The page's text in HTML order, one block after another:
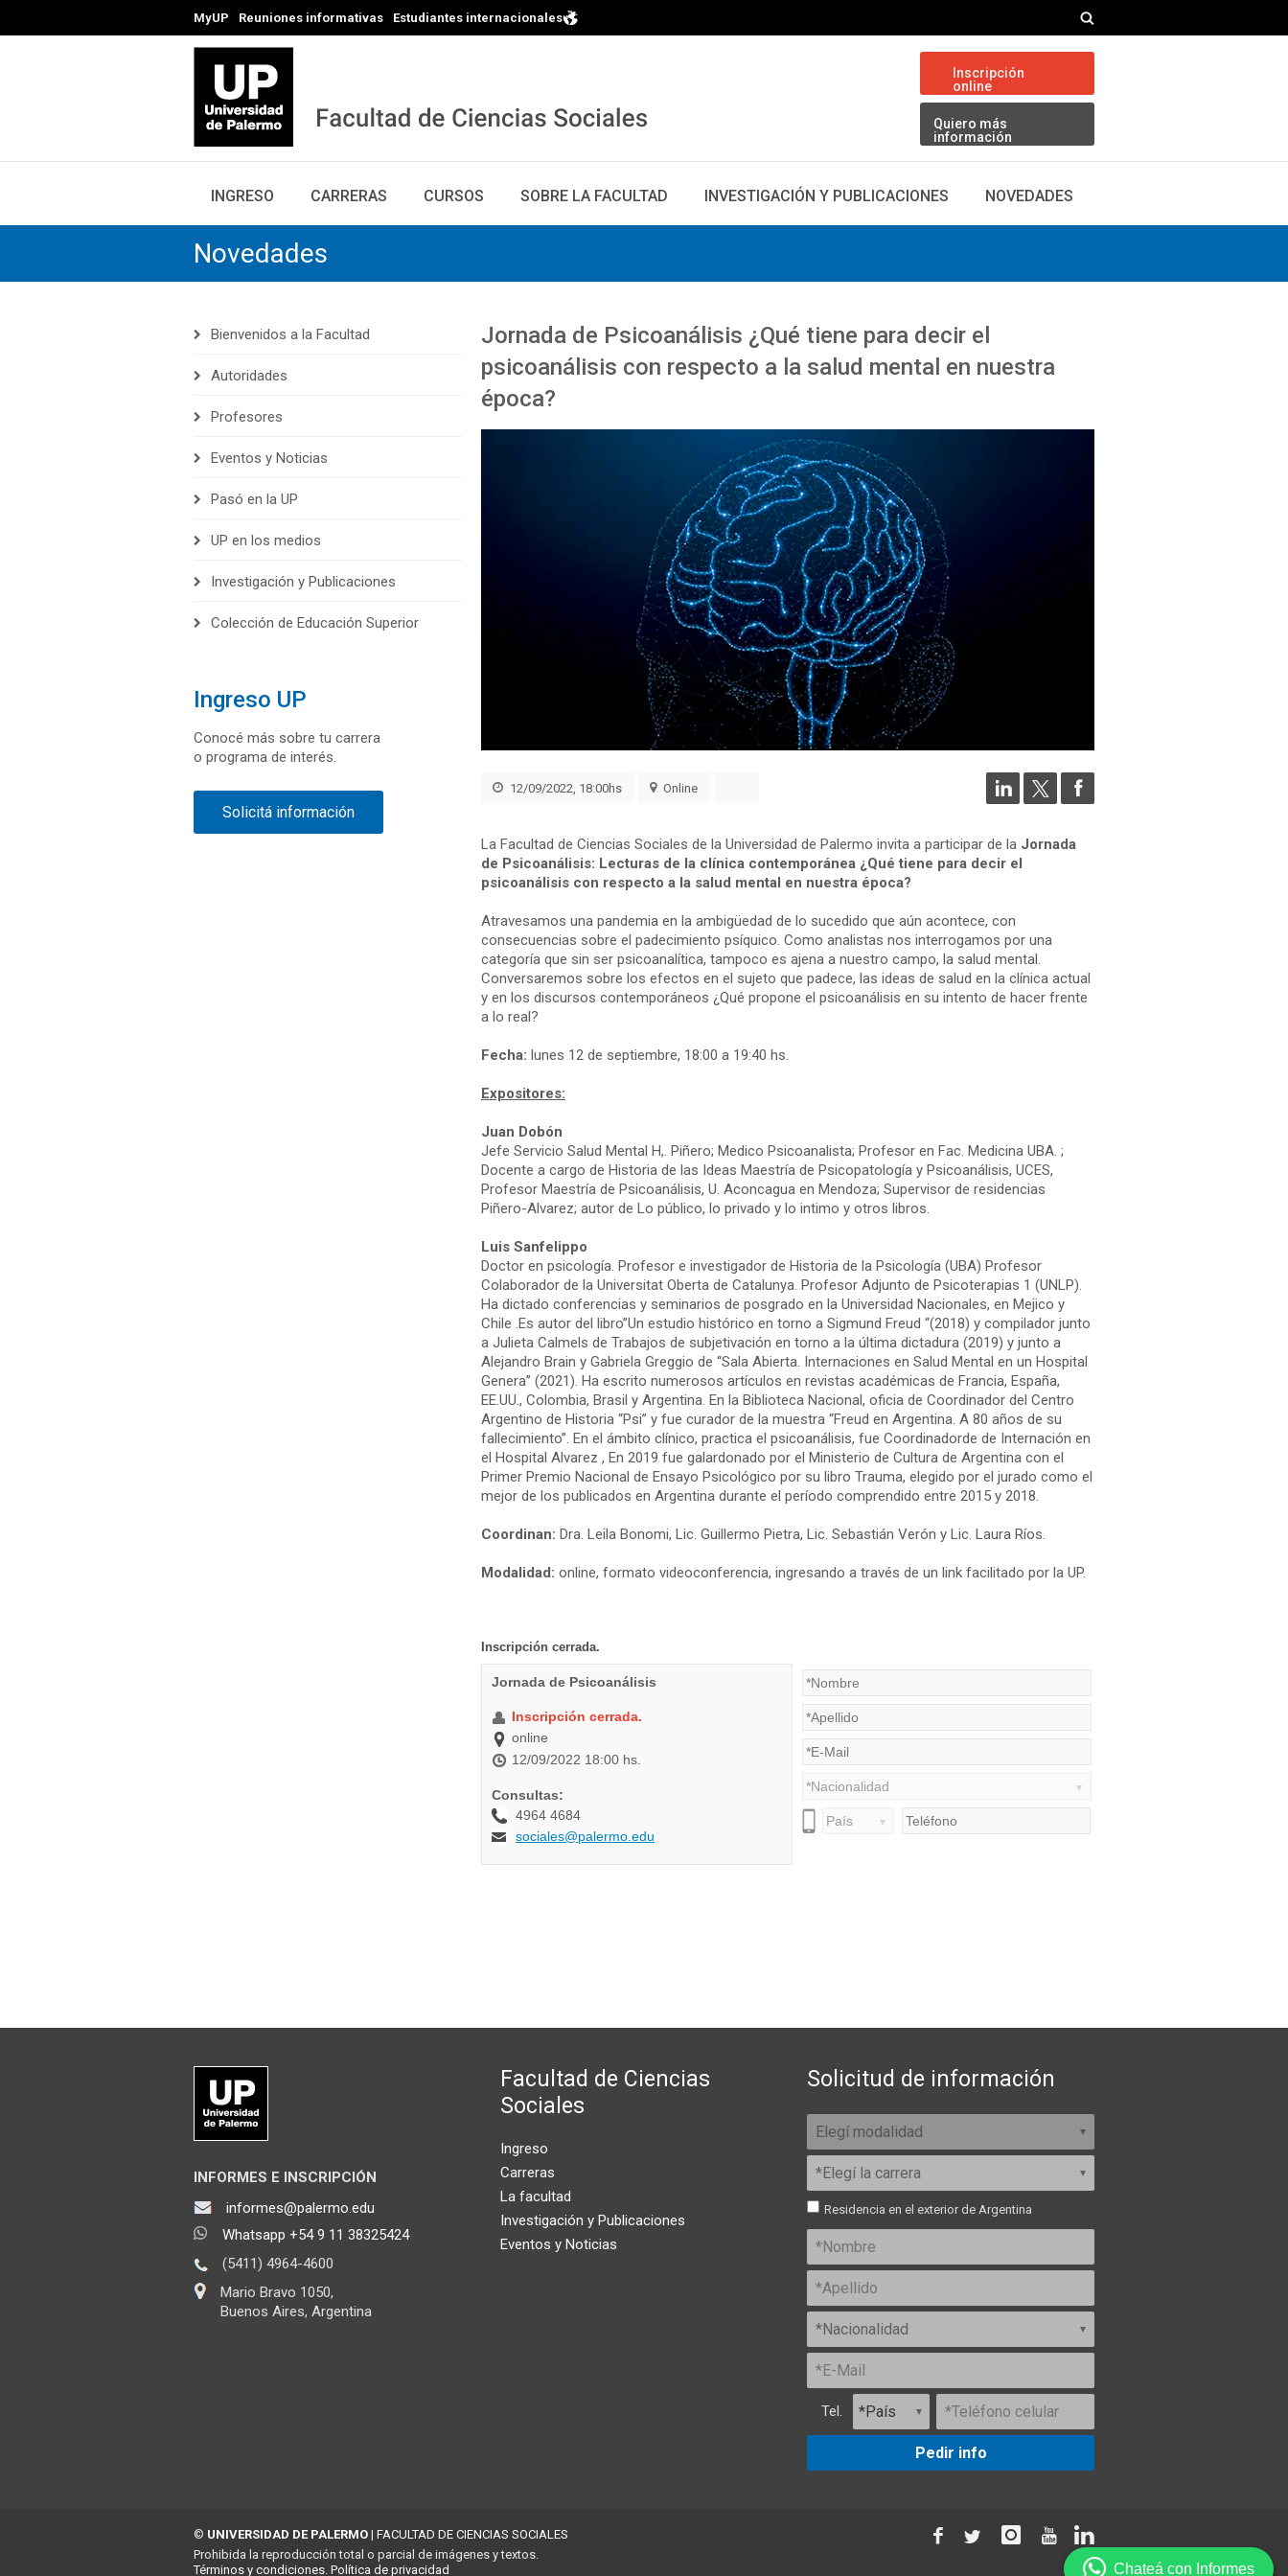
MyUP Reuniones informativas Estudiantes internacionales
Inscripción
online
Quiero más
información
INGRESO CARRERAS CURSOS SOBRE LA FACULTAD INVESTIGACIÓN Y PUBLICACIONES NOVEDADES
Novedades
Jornada de Psicoanálisis ¿Qué tiene para decir el
psicoanálisis con respecto a la salud mental en nuestra
época?
12/09/2022, 18:00hs Online
La Facultad de Ciencias Sociales de la Universidad de Palermo invita a participar de la Jornada
de Psicoanálisis: Lecturas de la clínica contemporánea ¿Qué tiene para decir el
psicoanálisis con respecto a la salud mental en nuestra época?
Atravesamos una pandemia en la ambigüedad de lo sucedido que aún acontece, con
consecuencias sobre el padecimiento psíquico. Como analistas nos interrogamos por una
categoría que sin ser psicoanalítica, tampoco es ajena a nuestro campo, la salud mental.
Conversaremos sobre los efectos en el sujeto que padece, las ideas de salud en la clínica actual
y en los discursos contemporáneos ¿Qué propone el psicoanálisis en su intento de hacer frente
a lo real?
Fecha: lunes 12 de septiembre, 18:00 a 19:40 hs.
Expositores:
Juan Dobón
Jefe Servicio Salud Mental H,. Piñero; Medico Psicoanalista; Profesor en Fac. Medicina UBA. ;
Docente a cargo de Historia de las Ideas Maestría de Psicopatología y Psicoanálisis, UCES,
Profesor Maestría de Psicoanálisis, U. Aconcagua en Mendoza; Supervisor de residencias
Piñero-Alvarez; autor de Lo público, lo privado y lo intimo y otros libros.
Luis Sanfelippo
Doctor en psicología. Profesor e investigador de Historia de la Psicología (UBA) Profesor
Colaborador de la Universitat Oberta de Catalunya. Profesor Adjunto de Psicoterapias 1 (UNLP).
Ha dictado conferencias y seminarios de posgrado en la Universidad Nacionales, en Mejico y
Chile .Es autor del libro”Un estudio histórico en torno a Sigmund Freud “(2018) y compilador junto
a Julieta Calmels de Trabajos de subjetivación en torno a la última dictadura (2019) y junto a
Alejandro Brain y Gabriela Greggio de “Sala Abierta. Internaciones en Salud Mental en un Hospital
Genera” (2021). Ha escrito numerosos artículos en revistas académicas de Francia, España,
EE.UU., Colombia, Brasil y Argentina. En la Biblioteca Nacional, oficia de Coordinador del Centro
Argentino de Historia “Psi” y fue curador de la muestra “Freud en Argentina. A 80 años de su
fallecimiento”. En el ámbito clínico, practica el psicoanálisis, fue Coordinadorde de Internación en
el Hospital Alvarez , En 2019 fue galardonado por el Ministerio de Cultura de Argentina con el
Primer Premio Nacional de Ensayo Psicológico por su libro Trauma, elegido por el jurado como el
mejor de los publicados en Argentina durante el período comprendido entre 2015 y 2018.
Coordinan: Dra. Leila Bonomi, Lic. Guillermo Pietra, Lic. Sebastián Verón y Lic. Laura Ríos.
Modalidad: online, formato videoconferencia, ingresando a través de un link facilitado por la UP.
Bienvenidos a la Facultad
Autoridades
Profesores
Eventos y Noticias
Pasó en la UP
UP en los medios
Investigación y Publicaciones
Colección de Educación Superior
Ingreso UP
Conocé más sobre tu carrera
o programa de interés.
Solicitá información
INFORMES E INSCRIPCIÓN
informes@palermo.edu
Whatsapp +54 9 11 38325424
(5411) 4964-4600
Mario Bravo 1050,
Buenos Aires, Argentina
Facultad de Ciencias
Sociales
Ingreso
Carreras
La facultad
Investigación y Publicaciones
Eventos y Noticias
Solicitud de información
Residencia en el exterior de Argentina
Tel.
Pedir info
© UNIVERSIDAD DE PALERMO | FACULTAD DE CIENCIAS SOCIALES
Prohibida la reproducción total o parcial de imágenes y textos.
Términos y condiciones. Política de privacidad Chateá con Informes